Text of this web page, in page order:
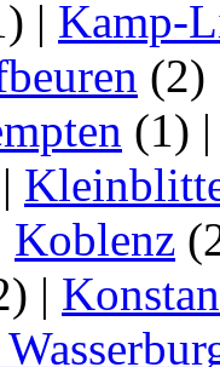
| Kamp-
(2)
(1)
|
Koblenz
|